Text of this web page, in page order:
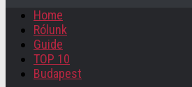
Home
Rólunk
Guide
TOP 10
Budapest